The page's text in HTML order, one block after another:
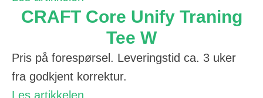
CRAFT Core Unify Traning
Tee W
Pris på forespørsel. Leveringstid ca. 3 uker
fra godkjent korrektur.
Les artikkelen